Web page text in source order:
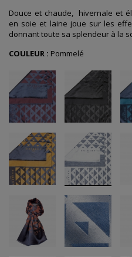
Douce et chaude, hivernale et
en soie et laine joue sur les
donnant toute sa splendeur à la
COULEUR : Pommelé